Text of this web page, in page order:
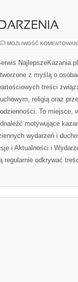
MOŻLIWOŚĆ
z myślą o
treści
religią oraz
To miejsce,
motywujące
wydarzeń i
i Aktualności i
regularnie odkrywać